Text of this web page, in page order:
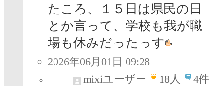
たころ、１５日は県民の日
とか言って、学校も我が職
場も休みだったっす
2026年06月01日 09:28
mixiユーザー
18人 4件